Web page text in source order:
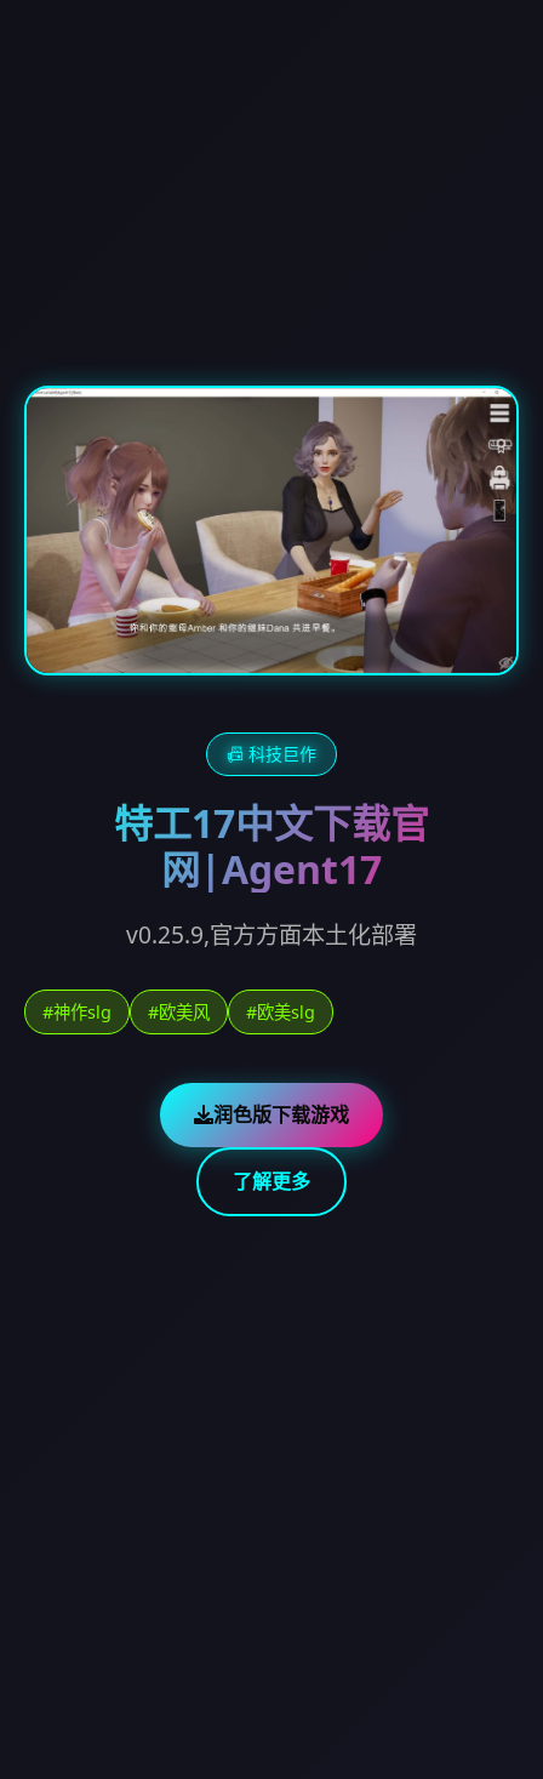
📠 科技巨作
特工17中文下载官
网|Agent17
v0.25.9,官方方面本土化部署
#神作slg #欧美风 #欧美slg
润色版下载游戏
了解更多